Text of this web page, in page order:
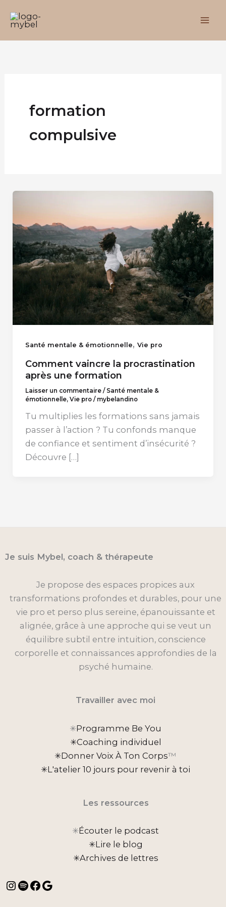
au
formation
compulsive
Santé mentale & émotionnelle, Vie pro
Comment vaincre la procrastination
après une formation
Laisser un commentaire / Santé mentale &
émotionnelle, Vie pro/ mybelandino
Tu multiplies les formations sans jamais
passer à l’action ? Tu confonds manque
de confiance et sentiment d’insécurité ?
Découvre […]
Je suis Mybel, coach & thérapeute
Je propose des espaces propices aux
transformations profondes et durables, pour une
vie pro et perso plus sereine, épanouissante et
alignée, grâce à une approche qui se veut un
équilibre subtil entre intuition, conscience
corporelle et connaissances approfondies de la
psyché humaine.
Travailler avec moi
✳︎Programme Be You
✳︎Coaching individuel
✳︎Donner Voix À Ton Corps™
✳︎L'atelier 10 jours pour revenir à toi
Les ressources
✳︎Écouter le podcast
✳︎Lire le blog
✳︎Archives de lettres